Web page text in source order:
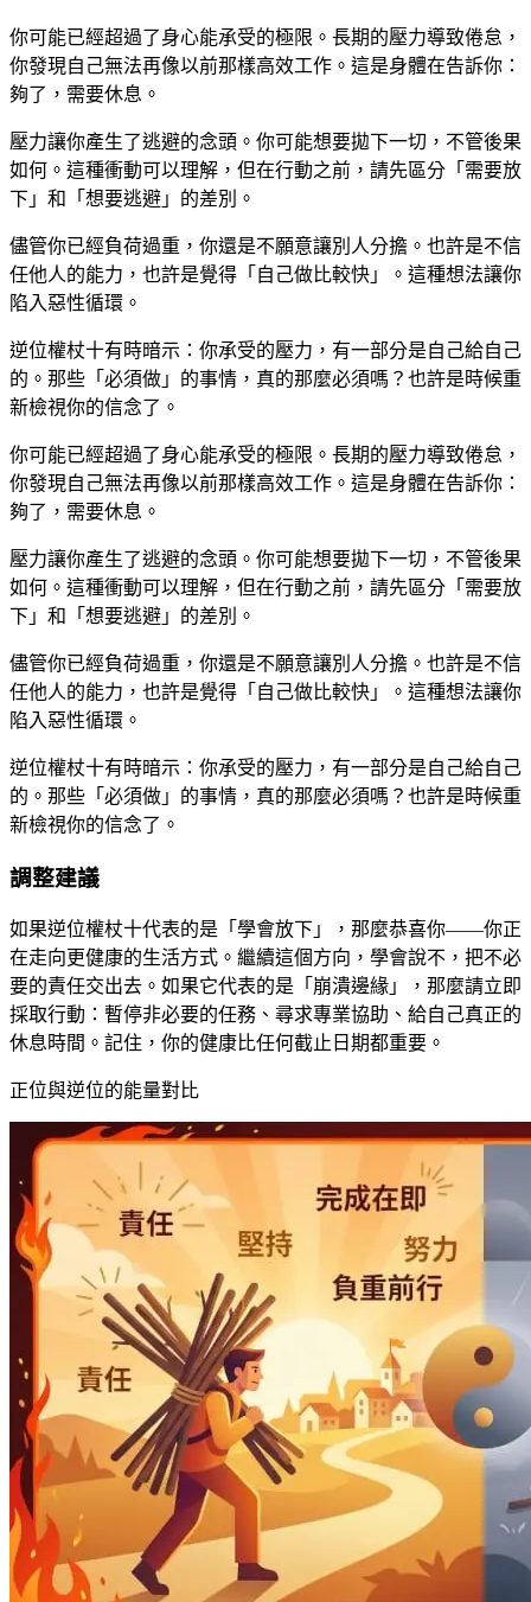
你可能已經超過了身心能承受的極限。長期的壓力導致倦怠，
你發現自己無法再像以前那樣高效工作。這是身體在告訴你：
夠了，需要休息。
壓力讓你產生了逃避的念頭。你可能想要拋下一切，不管後果
如何。這種衝動可以理解，但在行動之前，請先區分「需要放
下」和「想要逃避」的差別。
儘管你已經負荷過重，你還是不願意讓別人分擔。也許是不信
任他人的能力，也許是覺得「自己做比較快」。這種想法讓你
陷入惡性循環。
逆位權杖十有時暗示：你承受的壓力，有一部分是自己給自己
的。那些「必須做」的事情，真的那麼必須嗎？也許是時候重
新檢視你的信念了。
你可能已經超過了身心能承受的極限。長期的壓力導致倦怠，
你發現自己無法再像以前那樣高效工作。這是身體在告訴你：
夠了，需要休息。
壓力讓你產生了逃避的念頭。你可能想要拋下一切，不管後果
如何。這種衝動可以理解，但在行動之前，請先區分「需要放
下」和「想要逃避」的差別。
儘管你已經負荷過重，你還是不願意讓別人分擔。也許是不信
任他人的能力，也許是覺得「自己做比較快」。這種想法讓你
陷入惡性循環。
逆位權杖十有時暗示：你承受的壓力，有一部分是自己給自己
的。那些「必須做」的事情，真的那麼必須嗎？也許是時候重
新檢視你的信念了。
調整建議
如果逆位權杖十代表的是「學會放下」，那麼恭喜你——你正
在走向更健康的生活方式。繼續這個方向，學會說不，把不必
要的責任交出去。如果它代表的是「崩潰邊緣」，那麼請立即
採取行動：暫停非必要的任務、尋求專業協助、給自己真正的
休息時間。記住，你的健康比任何截止日期都重要。
正位與逆位的能量對比